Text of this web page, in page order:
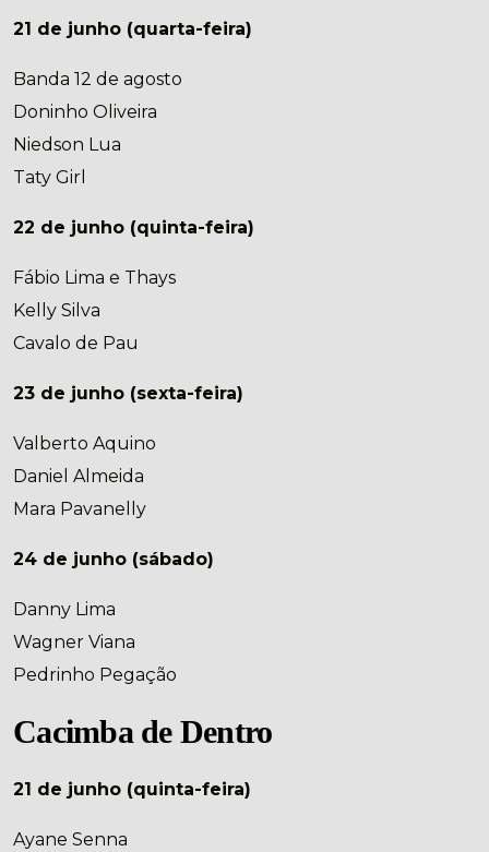
21 de junho (quarta-feira)
Banda 12 de agosto
Doninho Oliveira
Niedson Lua
Taty Girl
22 de junho (quinta-feira)
Fábio Lima e Thays
Kelly Silva
Cavalo de Pau
23 de junho (sexta-feira)
Valberto Aquino
Daniel Almeida
Mara Pavanelly
24 de junho (sábado)
Danny Lima
Wagner Viana
Pedrinho Pegação
Cacimba de Dentro
21 de junho (quinta-feira)
Ayane Senna